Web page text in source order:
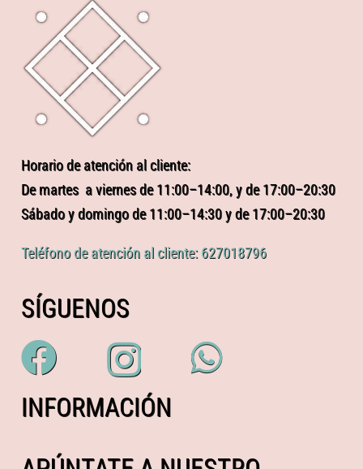
Horario de atención al cliente:
De martes a viernes de 11:00–14:00, y de 17:00–20:30
Sábado y domingo de 11:00–14:30 y de 17:00–20:30
Teléfono de atención al cliente: 627018796
SÍGUENOS
INFORMACIÓN